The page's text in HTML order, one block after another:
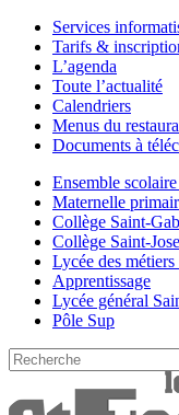
Services
Tarifs &
L’agenda
Toute l’actualité
Calendriers
Menus du
Documents à
Ensemble
Maternelle
Collège Saint-
Collège Saint-
Lycée des
Apprentissage
Lycée général
Pôle Sup